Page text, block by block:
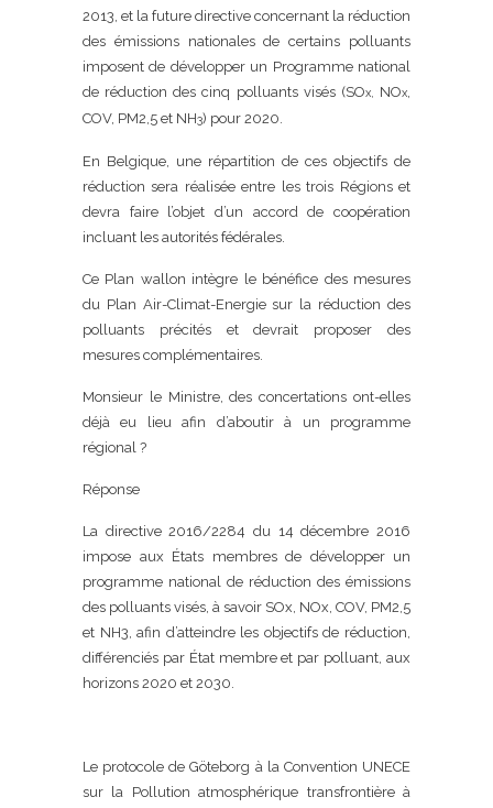
2013, et la future directive concernant la réduction
des émissions nationales de certains polluants
imposent de développer un Programme national
de réduction des cinq polluants visés (SOx, NOx,
COV, PM2,5 et NH3) pour 2020.
En Belgique, une répartition de ces objectifs de
réduction sera réalisée entre les trois Régions et
devra faire l’objet d’un accord de coopération
incluant les autorités fédérales.
Ce Plan wallon intègre le bénéfice des mesures
du Plan Air-Climat-Energie sur la réduction des
polluants précités et devrait proposer des
mesures complémentaires.
Monsieur le Ministre, des concertations ont-elles
déjà eu lieu afin d’aboutir à un programme
régional ?
Réponse
La directive 2016/2284 du 14 décembre 2016
impose aux États membres de développer un
programme national de réduction des émissions
des polluants visés, à savoir SOx, NOx, COV, PM2,5
et NH3, afin d’atteindre les objectifs de réduction,
différenciés par État membre et par polluant, aux
horizons 2020 et 2030.
Le protocole de Göteborg à la Convention UNECE
sur la Pollution atmosphérique transfrontière à